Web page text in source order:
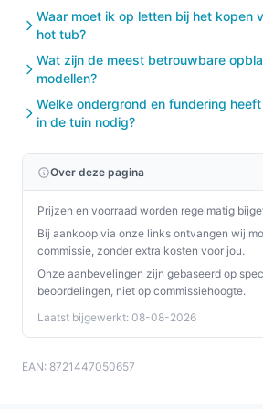
gebruik:
Zet de jacuzzi altijd op een vlak
oppervlak om scheefstaande
voorkomen.
Bescherm de ondergrond met
Lees en volg de handleiding
aansluiten van de pomp en
systeem.
Gebruik het meegeleverde
spa niet in gebruik is om vuil en
verminderen.
de aanbeveling in de handleiding.
de benodigde oplaad-/
Waar moet ik op letten bij het kopen
hot tub?
Wat zijn de meest betrouwbare
modellen?
Welke ondergrond en fundering
in de tuin nodig?
Over deze pagina
Prijzen en voorraad worden regelmatig
Bij aankoop via onze links ontvangen wij
commissie, zonder extra kosten voor jou.
Onze aanbevelingen zijn gebaseerd op
beoordelingen, niet op commissiehoogte.
Laatst bijgewerkt: 08-08-2026
EAN: 8721447050657